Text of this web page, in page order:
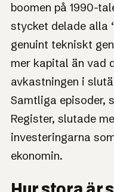
boomen på 1990-
stycket delade alla
genuint tekniskt
mer kapital än vad
avkastningen i
Samtliga episoder,
Register, slutade
investeringarna
ekonomin.